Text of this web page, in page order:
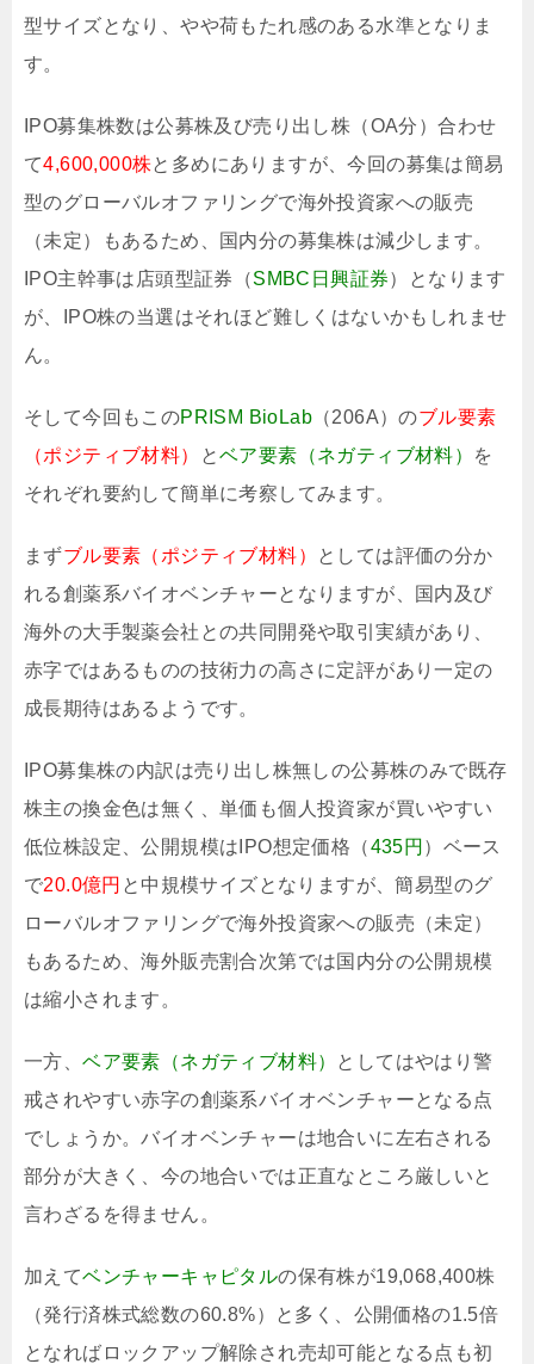
型サイズとなり、やや荷もたれ感のある水準となりま
す。
IPO募集株数は公募株及び売り出し株（OA分）合わせ
て4,600,000株と多めにありますが、今回の募集は簡易
型のグローバルオファリングで海外投資家への販売
（未定）もあるため、国内分の募集株は減少します。
IPO主幹事は店頭型証券（SMBC日興証券）となります
が、IPO株の当選はそれほど難しくはないかもしれませ
ん。
そして今回もこのPRISM BioLab （206A）のブル要素
（ポジティブ材料）
とベア要素（ネガティブ材料）
を
それぞれ要約して簡単に考察してみます。
まずブル要素（ポジティブ材料）
としては評価の分か
れる創薬系バイオベンチャーとなりますが、国内及び
海外の大手製薬会社との共同開発や取引実績があり、
赤字ではあるものの技術力の高さに定評があり一定の
成長期待はあるようです。
IPO募集株の内訳は売り出し株無しの公募株のみで既存
株主の換金色は無く、単価も個人投資家が買いやすい
低位株設定、公開規模はIPO想定価格（435円 ）ベース
で20.0億円 と中規模サイズとなりますが、簡易型のグ
ローバルオファリングで海外投資家への販売（未定）
もあるため、海外販売割合次第では国内分の公開規模
は縮小されます。
一方、ベア要素（ネガティブ材料） としてはやはり警
戒されやすい赤字の創薬系バイオベンチャーとなる点
でしょうか。バイオベンチャーは地合いに左右される
部分が大きく、今の地合いでは正直なところ厳しいと
言わざるを得ません。
加えてベンチャーキャピタルの保有株が19,068,400株
（発行済株式総数の60.8%）と多く、公開価格の1.5倍
となればロックアップ解除され売却可能となる点も初